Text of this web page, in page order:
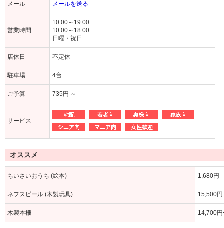
メール メールを送る
営業時間
10:00～19:00
10:00～18:00
日曜・祝日
店休日 不定休
駐車場 4台
ご予算 735円 ～
サービス
オススメ
ちいさいおうち (絵本) 1,680円
ネフスピール (木製玩具) 15,500円
木製本柵 14,700